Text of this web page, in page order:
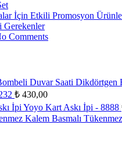
İçin Etkili Promosyon
Gerekenler
Comments
Dikdörtgen
₺ 430,00
Yoyo Kart Askı İpi - 8888
Basmalı